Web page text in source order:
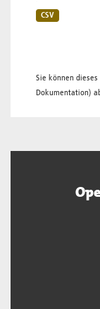
CSV
Sie können
Dokumentation)